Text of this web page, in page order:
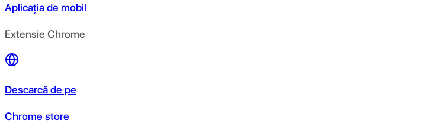
Aplicația de mobil
Extensie Chrome
Descarcă de pe
Chrome store